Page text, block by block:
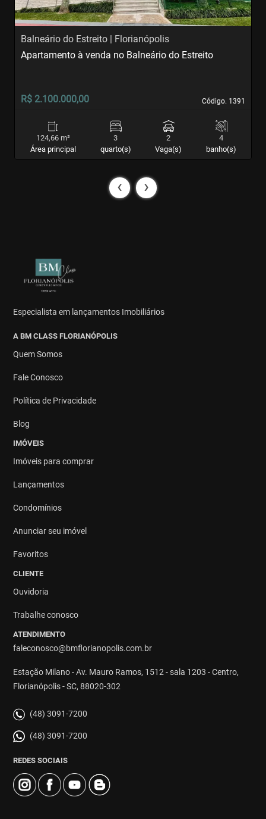
Balneário do Estreito | Florianópolis
Código. 1391
Código. 1391
Apartamento à venda no Balneário do Estreito
R$ 2.100.000,00
124,66 m²
Área principal
3
quarto(s)
2
Vaga(s)
4
banho(s)
‹ ›
Especialista em lançamentos Imobiliários
A BM CLASS FLORIANÓPOLIS
Quem Somos
Fale Conosco
Política de Privacidade
Blog
IMÓVEIS
Imóveis para comprar
Lançamentos
Condomínios
Anunciar seu imóvel
Favoritos
CLIENTE
Ouvidoria
Trabalhe conosco
ATENDIMENTO
faleconosco@bmflorianopolis.com.br
Estação Milano - Av. Mauro Ramos, 1512 - sala 1203 - Centro,
Florianópolis - SC, 88020-302
(48) 3091-7200
(48) 3091-7200
REDES SOCIAIS